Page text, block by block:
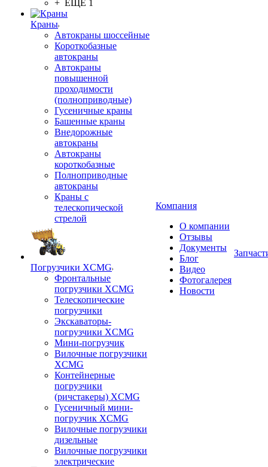
+ ЕЩЕ 1
Краны
Автокраны шоссейные
Короткобазные
автокраны
Автокраны
повышенной
проходимости
(полноприводные)
Гусеничные краны
Башенные краны
Внедорожные
автокраны
Автокраны
короткобазные
Полноприводные
автокраны
Краны с
телескопической
стрелой
Погрузчики XCMG
Фронтальные
погрузчики XCMG
Телескопические
погрузчики
Экскаваторы-
погрузчики XCMG
Мини-погрузчик
Вилочные погрузчики
XCMG
Контейнерные
погрузчики
(ричстакеры) XCMG
Гусеничный мини-
погрузчик XCMG
Вилочные погрузчики
дизельные
Вилочные погрузчики
электрические
Компания
О компании
Отзывы
Документы
Блог
Видео
Фотогалерея
Новости